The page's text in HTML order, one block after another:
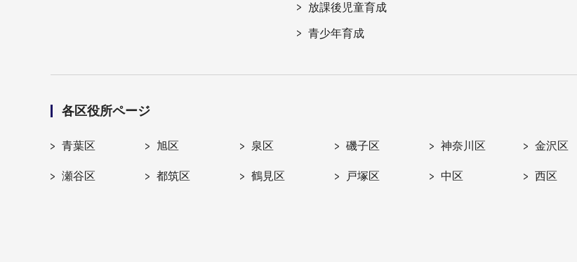
放課後児童育成
青少年育成
各区役所ページ
青葉区 旭区 泉区 磯子区 神奈川区 金沢区
瀬谷区 都筑区 鶴見区 戸塚区 中区 西区